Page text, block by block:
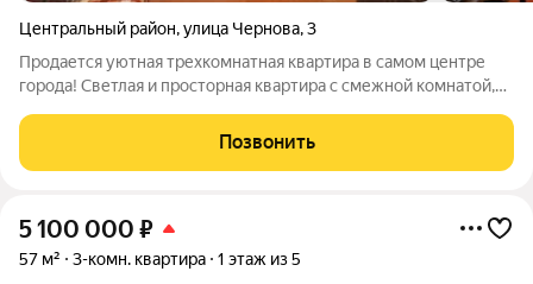
Центральный район,улица Чернова,3
Продается уютная трехкомнатная квартира в самом центре
города! Светлая и просторная квартира с смежной комнатой,
каждому найдется свое место. Косметический ремонт,
натяжные потолки, ПВХ окна с
Позвонить
5 100 000 ₽
57 м² 3-комн. квартира 1 этаж из 5